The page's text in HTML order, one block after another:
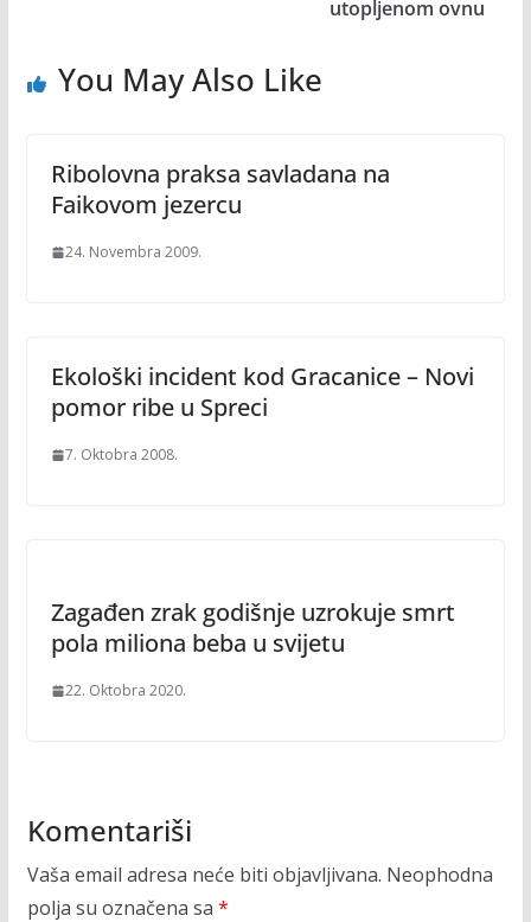
utopljenom ovnu
You May Also Like
Ribolovna praksa savladana na
Faikovom jezercu
24. Novembra 2009.
Ekološki incident kod Gracanice – Novi
pomor ribe u Spreci
7. Oktobra 2008.
Zagađen zrak godišnje uzrokuje smrt
pola miliona beba u svijetu
22. Oktobra 2020.
Komentariši
Vaša email adresa neće biti objavljivana. Neophodna
polja su označena sa *